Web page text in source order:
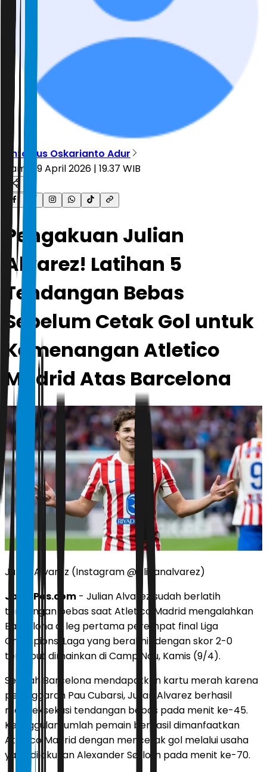
Antonius Oskarianto Adur
Kamis, 9 April 2026 | 19.37 WIB
Pengakuan Julian
Alvarez! Latihan 5
Tendangan Bebas
Sebelum Cetak Gol untuk
Kemenangan Atletico
Madrid Atas Barcelona
Julian Alvarez (Instagram @juliaanalvarez)
JawaPos.com - Julian Alvarez sudah berlatih
tendangan bebas saat Atletico Madrid mengalahkan
Barcelona di leg pertama perempat final Liga
Champions. Laga yang berakhir dengan skor 2-0
tersebut dimainkan di Camp Nou, Kamis (9/4).
Setelah Barcelona mendapatkan kartu merah karena
pelanggaran Pau Cubarsi, Julian Alvarez berhasil
mengeksekusi tendangan bebas pada menit ke-45.
Keunggulan jumlah pemain berhasil dimanfaatkan
Atletico Madrid dengan mencetak gol melalui usaha
yang dilakukan Alexander Sørloth pada menit ke-70.